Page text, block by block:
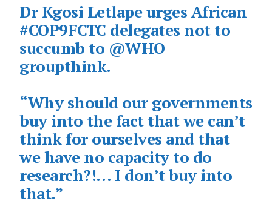
Dr Kgosi Letlape urges African
#COP9FCTC delegates not to
succumb to @WHO
groupthink.
“Why should our governments
buy into the fact that we can’t
think for ourselves and that
we have no capacity to do
research?!… I don’t buy into
that.”